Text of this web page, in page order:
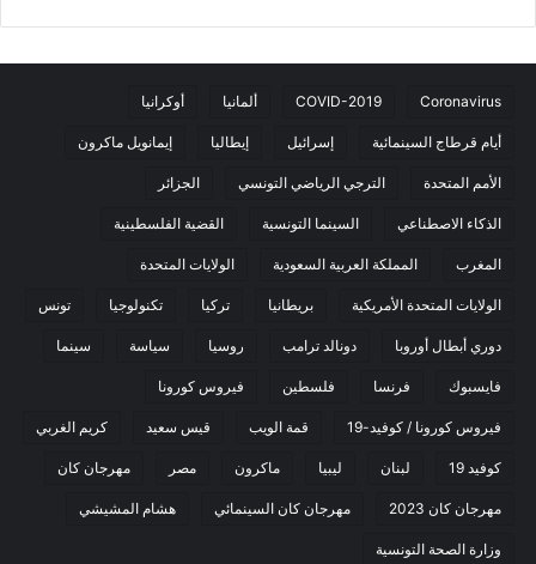
Coronavirus
COVID-2019 ألمانيا أوكرانيا
أيام قرطاج السينمائية إسرائيل إيطاليا إيمانويل ماكرون
الأمم المتحدة الترجي الرياضي التونسي الجزائر
الذكاء الاصطناعي السينما التونسية القضية الفلسطينية
المغرب المملكة العربية السعودية الولايات المتحدة
الولايات المتحدة الأمريكية بريطانيا تركيا تكنولوجيا تونس
دوري أبطال أوروبا دونالد ترامب روسيا سياسة سينما
فايسبوك فرنسا فلسطين فيروس كورونا
فيروس كورونا / كوفيد-19 قمة الويب قيس سعيد كريم الغربي
كوفيد 19 لبنان ليبيا ماكرون مصر مهرجان كان
مهرجان كان 2023 مهرجان كان السينمائي هشام المشيشي
وزارة الصحة التونسية